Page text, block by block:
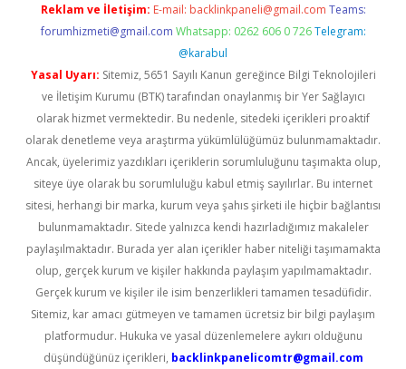
Reklam ve İletişim: E-mail: backlinkpaneli@gmail.com Teams:
forumhizmeti@gmail.com Whatsapp: 0262 606 0 726 Telegram:
@karabul
Yasal Uyarı: Sitemiz, 5651 Sayılı Kanun gereğince Bilgi Teknolojileri
ve İletişim Kurumu (BTK) tarafından onaylanmış bir Yer Sağlayıcı
olarak hizmet vermektedir. Bu nedenle, sitedeki içerikleri proaktif
olarak denetleme veya araştırma yükümlülüğümüz bulunmamaktadır.
Ancak, üyelerimiz yazdıkları içeriklerin sorumluluğunu taşımakta olup,
siteye üye olarak bu sorumluluğu kabul etmiş sayılırlar. Bu internet
sitesi, herhangi bir marka, kurum veya şahıs şirketi ile hiçbir bağlantısı
bulunmamaktadır. Sitede yalnızca kendi hazırladığımız makaleler
paylaşılmaktadır. Burada yer alan içerikler haber niteliği taşımamakta
olup, gerçek kurum ve kişiler hakkında paylaşım yapılmamaktadır.
Gerçek kurum ve kişiler ile isim benzerlikleri tamamen tesadüfidir.
Sitemiz, kar amacı gütmeyen ve tamamen ücretsiz bir bilgi paylaşım
platformudur. Hukuka ve yasal düzenlemelere aykırı olduğunu
düşündüğünüz içerikleri, backlinkpanelicomtr@gmail.com